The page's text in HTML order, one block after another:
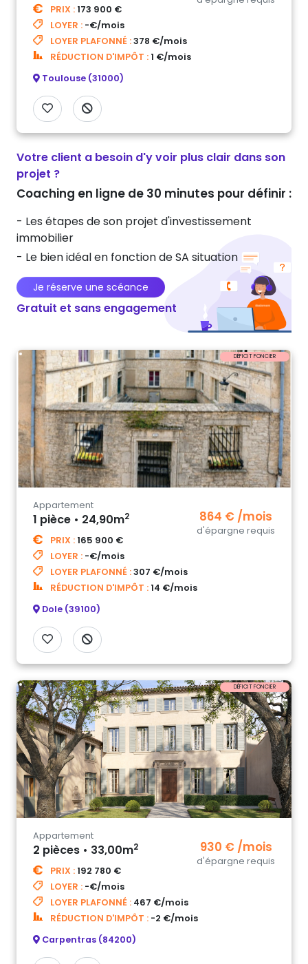
PRIX : 173 900 €
LOYER : -€/mois
LOYER PLAFONNÉ :378 €/mois
RÉDUCTION D'IMPÔT : 1 €/mois
Toulouse (31000)
Votre client a besoin d'y voir plus clair dans son
projet ?
Coaching en ligne de 30 minutes pour définir :
- Les étapes de son projet d'investissement
immobilier
- Le bien idéal en fonction de SA situation
Je réserve une scéance
Gratuit et sans engagement
DÉFICIT FONCIER
864 € /mois
d'épargne requis
Appartement
1 pièce • 24,90m2
PRIX : 165 900 €
LOYER : -€/mois
LOYER PLAFONNÉ :307 €/mois
RÉDUCTION D'IMPÔT : 14 €/mois
Dole (39100)
DÉFICIT FONCIER
930 € /mois
d'épargne requis
Appartement
2 pièces • 33,00m2
PRIX : 192 780 €
LOYER : -€/mois
LOYER PLAFONNÉ : 467 €/mois
RÉDUCTION D'IMPÔT : -2 €/mois
Carpentras (84200)